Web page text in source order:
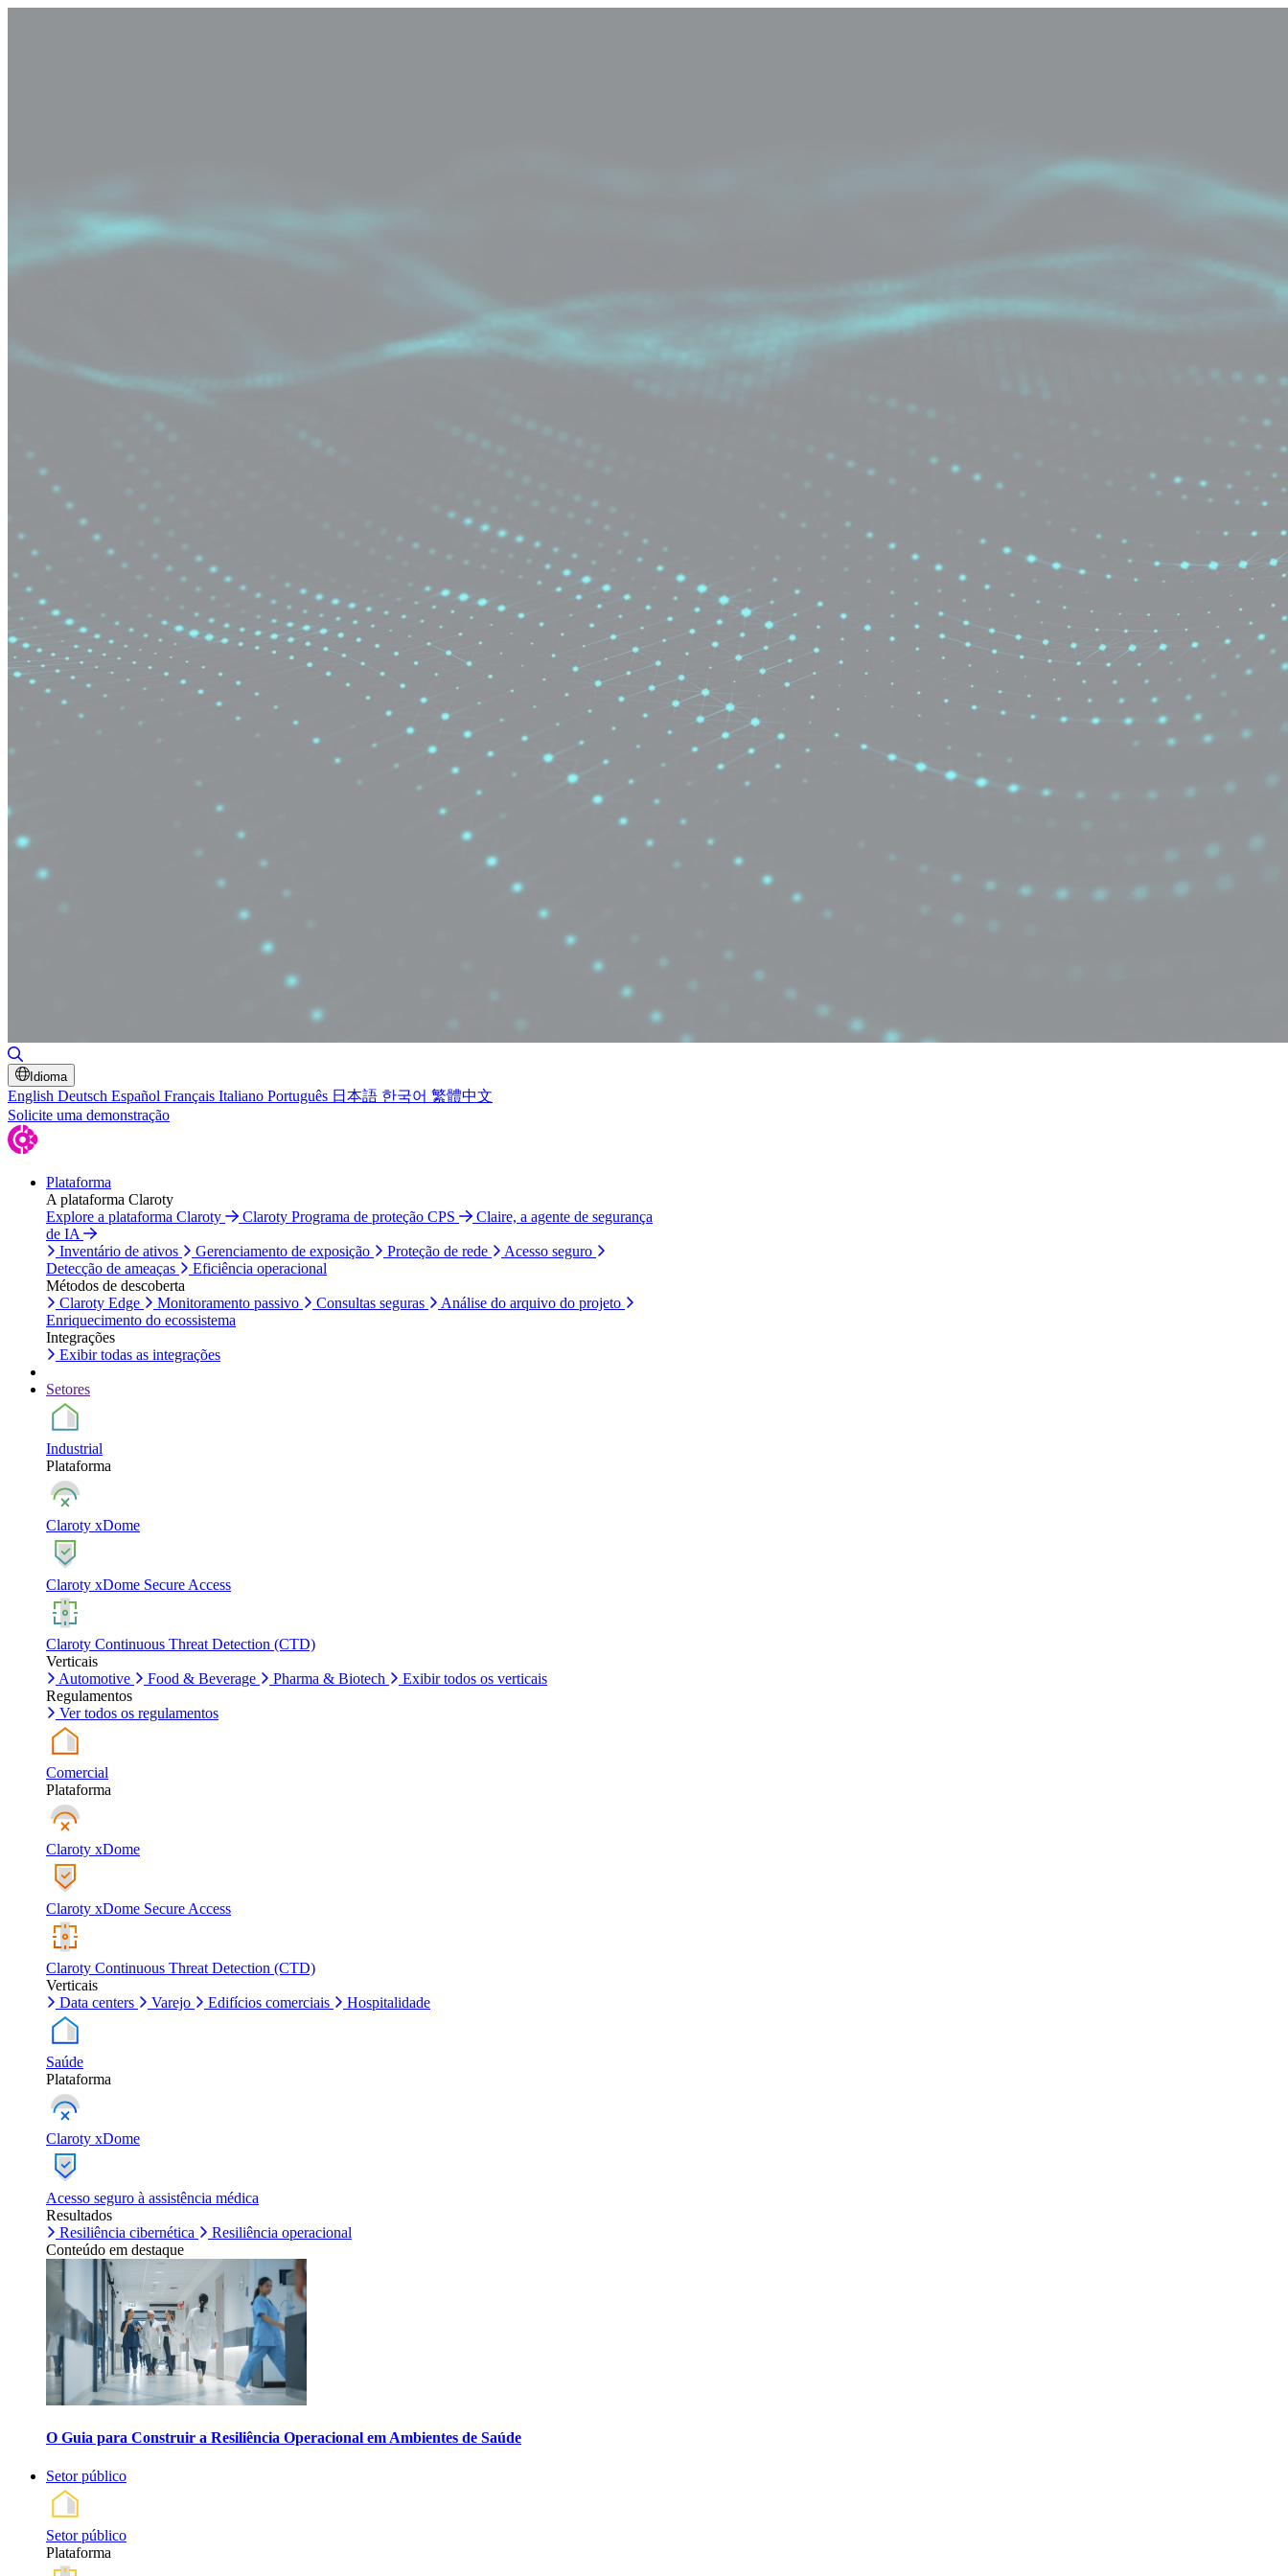
Idioma
English Deutsch Español Français Italiano Português 日本語 한국어 繁體中文
Solicite uma demonstração
Plataforma
A plataforma Claroty
Explore a plataforma Claroty
Claroty Programa de proteção CPS
Claire, a agente de segurança
de IA
Inventário de ativos
Gerenciamento de exposição Proteção de rede
Acesso seguro
Detecção de ameaças
Eficiência operacional
Métodos de descoberta
Claroty Edge
Monitoramento passivo Consultas seguras
Análise do arquivo do projeto
Enriquecimento do ecossistema
Integrações
Exibir todas as integrações
Setores
Industrial
Plataforma
Claroty xDome
Claroty xDome Secure Access
Claroty Continuous Threat Detection (CTD)
Verticais
Automotive
Food & Beverage Pharma & Biotech
Exibir todos os verticais
Regulamentos
Ver todos os regulamentos
Comercial
Plataforma
Claroty xDome
Claroty xDome Secure Access
Claroty Continuous Threat Detection (CTD)
Verticais
Data centers
Varejo Edifícios comerciais Hospitalidade
Saúde
Plataforma
Claroty xDome
Acesso seguro à assistência médica
Resultados
Resiliência cibernética
Resiliência operacional
Conteúdo em destaque
O Guia para Construir a Resiliência Operacional em Ambientes de Saúde
Setor público
Setor público
Plataforma